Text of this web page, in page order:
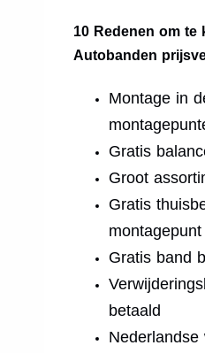
10 Redenen om te
Autobanden
Montage in
Gratis
Groot
Gratis
montagepunt
Gratis band
betaald
Nederlandse